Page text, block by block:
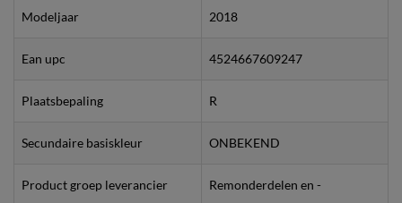
Modeljaar 2018
Ean upc 4524667609247
Plaatsbepaling R
Secundaire basiskleur ONBEKEND
Product groep leverancier
Remonderdelen en -